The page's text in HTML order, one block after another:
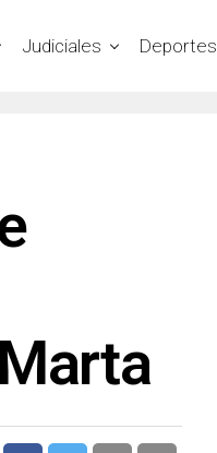
Judiciales Deportes